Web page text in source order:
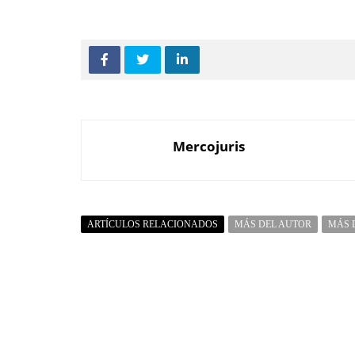
Mercojuris
ARTÍCULOS RELACIONADOS MÁS DEL AUTOR MÁS